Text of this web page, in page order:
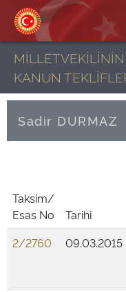
KANUN
Sadir DURMAZ
Taksim/
Esas No
Tarihi
2/2760
09.03.2015